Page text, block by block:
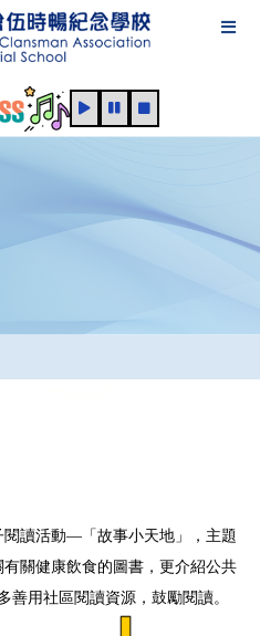
讀活動—「故事小天地」，主題
關健康飲食的圖書，更介紹公共
善用社區閱讀資源，鼓勵閱讀。